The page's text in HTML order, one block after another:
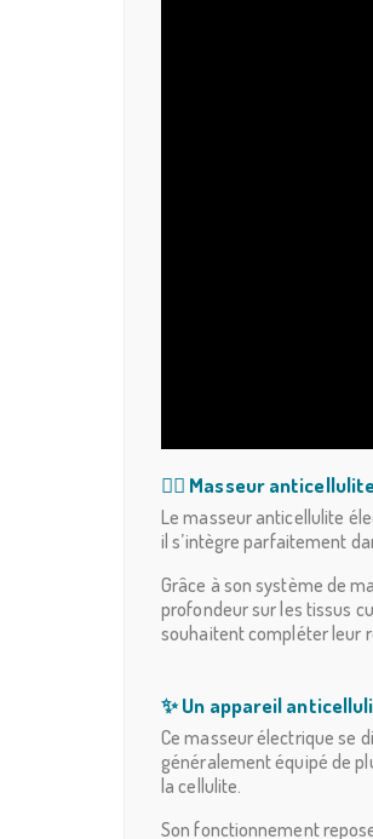
💆‍♀️ Masseur
Le masseur anticellulite
il s’intègre parfaitement
Grâce à son système de
profondeur sur les tissus
souhaitent compléter leur
✨ Un appareil
Ce masseur électrique se
généralement équipé de
la cellulite.
Son fonctionnement